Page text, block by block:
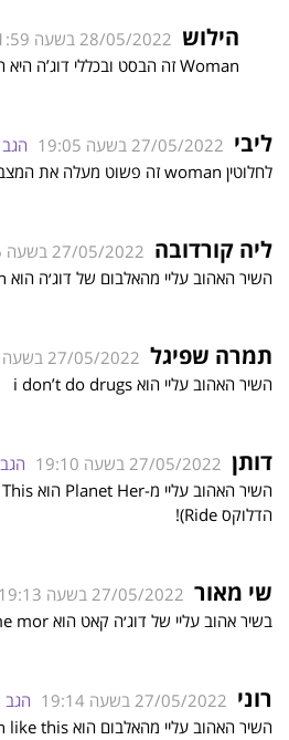
הילוש 28/05/2022 בשעה 21:59
Woman זה הבסט ובכללי דוג’ה היא המלכה
ליבי 27/05/2022 בשעה 19:05
הגב
לחלוטין woman זה פשוט מעלה את המצב רוח ב200 אחוז
ליה קורדובה 27/05/2022 בשעה 19:06
השיר האהוב עליי מהאלבום של דוג׳ה הוא women
תמרה שפיגל 27/05/2022 בשעה 19:07
השיר האהוב עליי הוא i don’t do drugs
דותן 27/05/2022 בשעה 19:10
הגב
הדלוקס Ride)!
שי מאור 27/05/2022 בשעה 19:13
בשיר אהוב עליי של דוג׳ה קאט הוא kiss me mor
רוני 27/05/2022 בשעה 19:14
הגב
השיר האהוב עליי מהאלבום הוא been like this